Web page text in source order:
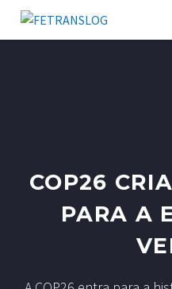
SERVIÇOS
CURSOS E EVENTOS
COP26
PARA A